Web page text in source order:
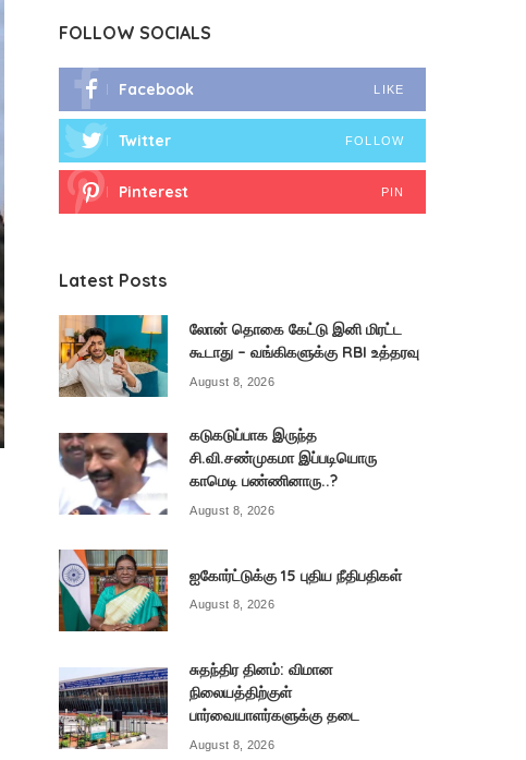
FOLLOW SOCIALS
Facebook LIKE
Twitter FOLLOW
Pinterest PIN
Latest Posts
லோன் தொகை கேட்டு இனி மிரட்ட
கூடாது – வங்கிகளுக்கு RBI உத்தரவு
August 8, 2026
கடுகடுப்பாக இருந்த
சி.வி.சண்முகமா இப்படியொரு
காமெடி பண்ணினாரு..?
August 8, 2026
ஐகோர்ட்டுக்கு 15 புதிய நீதிபதிகள்
August 8, 2026
சுதந்திர தினம்: விமான
நிலையத்திற்குள்
பார்வையாளர்களுக்கு தடை
August 8, 2026